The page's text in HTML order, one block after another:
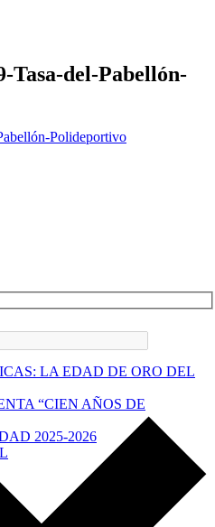
Tasa-del-Pabellón-
Polideportivo
LA EDAD DE ORO DEL
“CIEN AÑOS DE
2025-2026